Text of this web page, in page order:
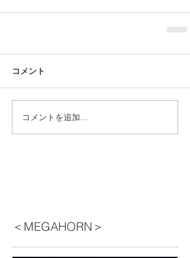
コメント
コメントを追加…
＜MEGAHORN＞